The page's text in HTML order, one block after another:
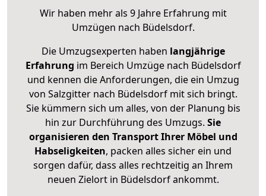
Wir haben mehr als 9 Jahre Erfahrung mit
Umzügen nach Büdelsdorf.
Die Umzugsexperten haben langjährige
Erfahrung im Bereich Umzüge nach Büdelsdorf
und kennen die Anforderungen, die ein Umzug
von Salzgitter nach Büdelsdorf mit sich bringt.
Sie kümmern sich um alles, von der Planung bis
hin zur Durchführung des Umzugs. Sie
organisieren den Transport Ihrer Möbel und
Habseligkeiten, packen alles sicher ein und
sorgen dafür, dass alles rechtzeitig an Ihrem
neuen Zielort in Büdelsdorf ankommt.